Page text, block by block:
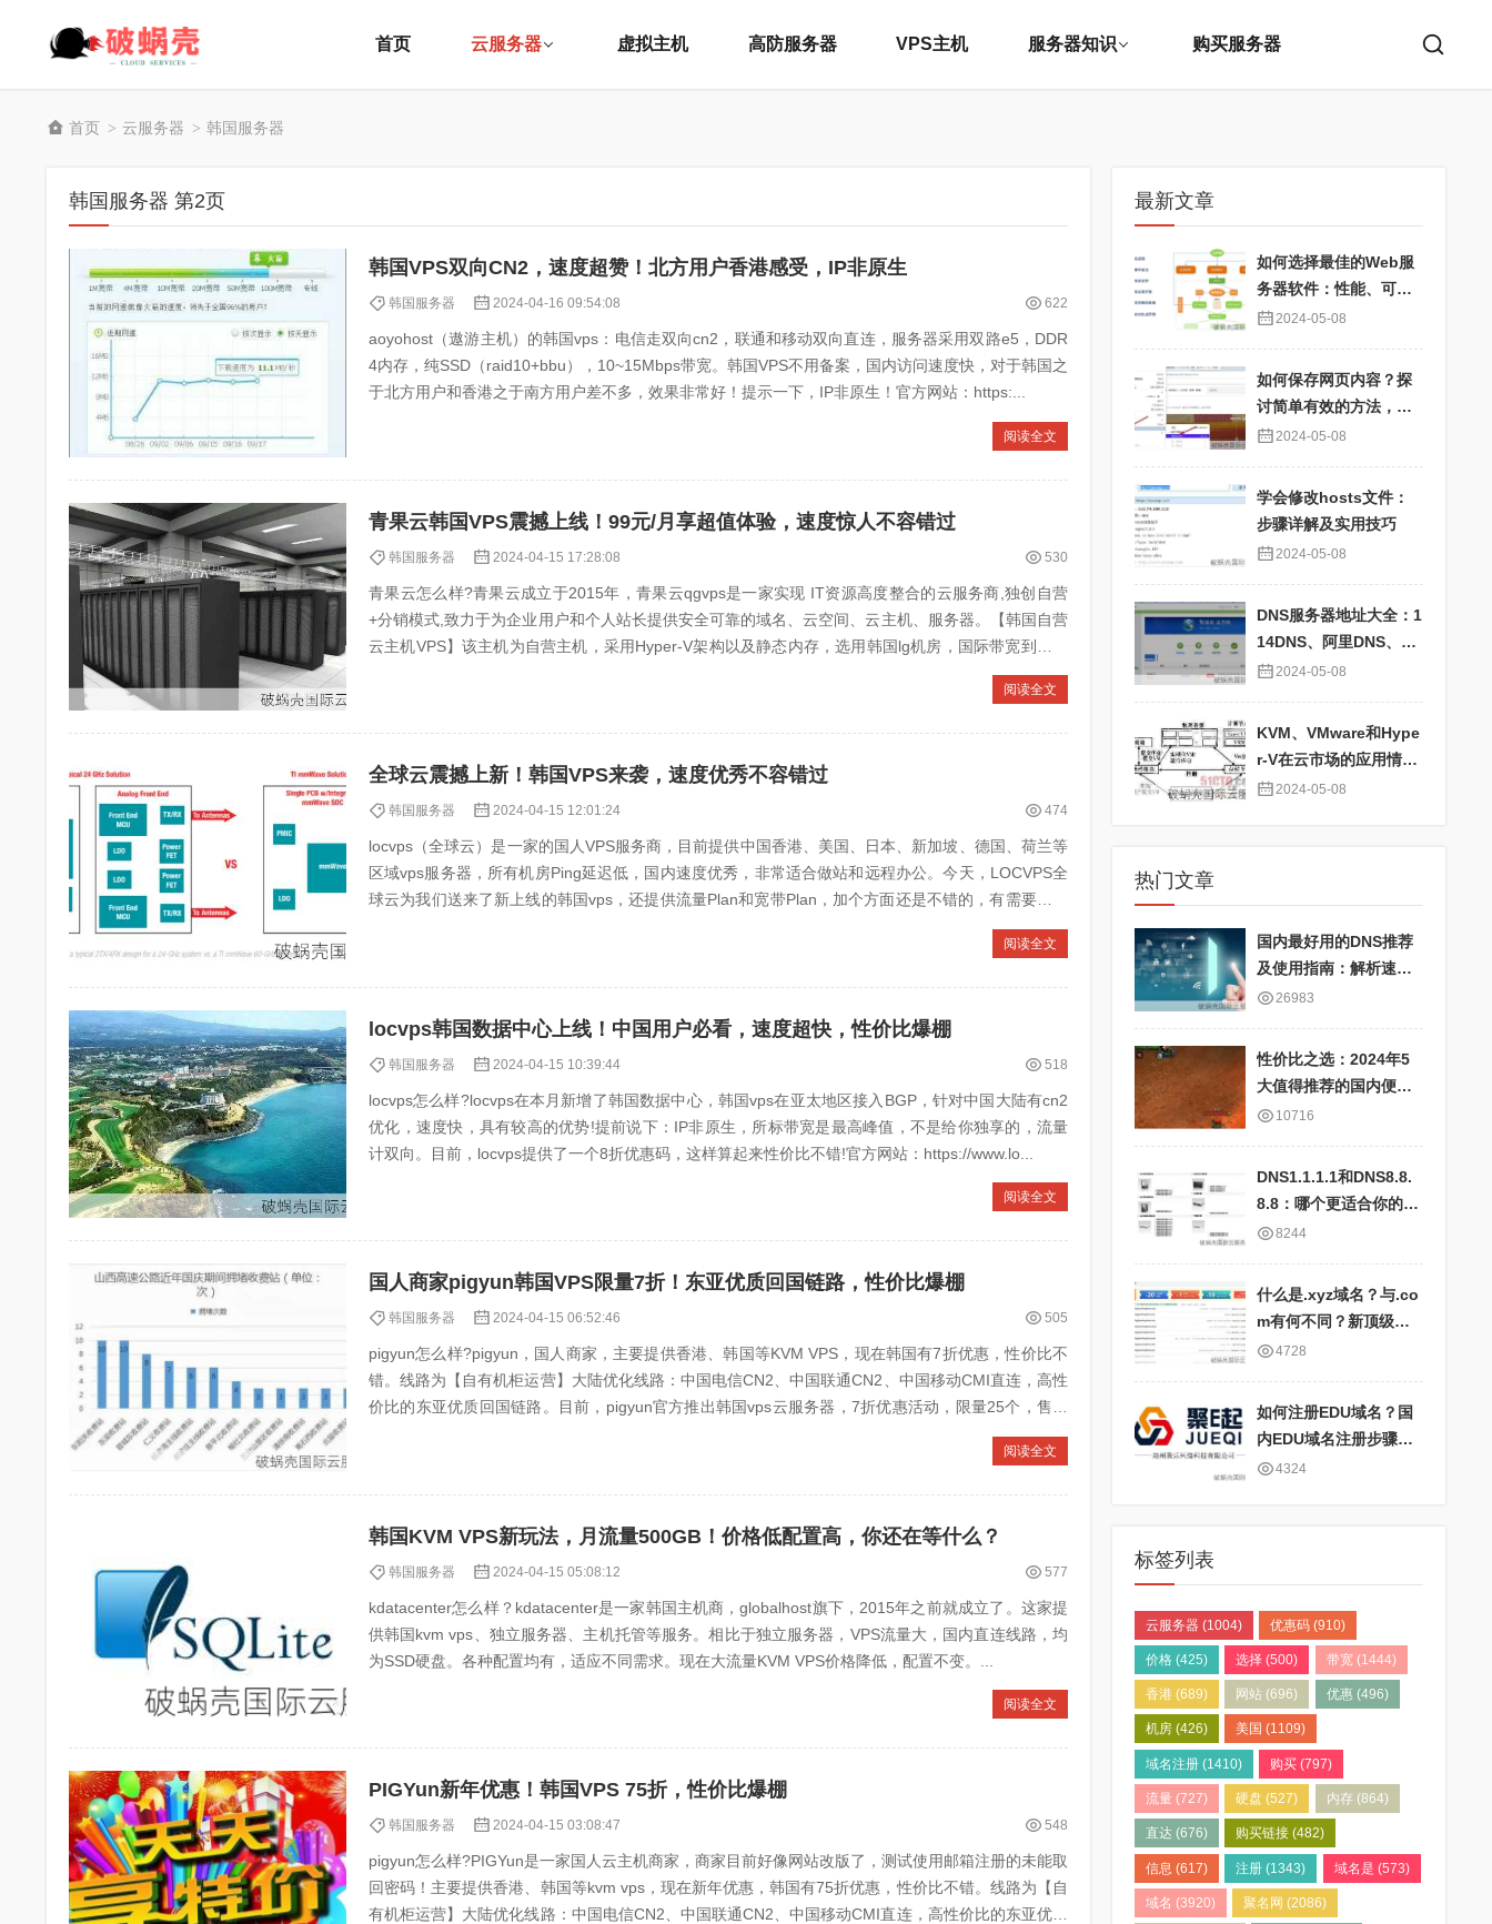
首页 云服务器 虚拟主机 高防服务器 VPS主机 服务器知识 购买服务器
首页 > 云服务器 > 韩国服务器
韩国服务器 第2页
韩国VPS双向CN2，速度超赞！北方用户香港感受，IP非原生
韩国服务器 2024-04-16 09:54:08 622
aoyohost（遨游主机）的韩国vps：电信走双向cn2，联通和移动双向直连，服务器采用双路e5，DDR
4内存，纯SSD（raid10+bbu），10~15Mbps带宽。韩国VPS不用备案，国内访问速度快，对于韩国之
于北方用户和香港之于南方用户差不多，效果非常好！提示一下，IP非原生！官方网站：https:...
阅读全文
青果云韩国VPS震撼上线！99元/月享超值体验，速度惊人不容错过
韩国服务器 2024-04-15 17:28:08 530
青果云怎么样?青果云成立于2015年，青果云qgvps是一家实现 IT资源高度整合的云服务商,独创自营
+分销模式,致力于为企业用户和个人站长提供安全可靠的域名、云空间、云主机、服务器。【韩国自营
云主机VPS】该主机为自营主机，采用Hyper-V架构以及静态内存，选用韩国lg机房，国际带宽到大陆
阅读全文
全球云震撼上新！韩国VPS来袭，速度优秀不容错过
韩国服务器 2024-04-15 12:01:24 474
locvps（全球云）是一家的国人VPS服务商，目前提供中国香港、美国、日本、新加坡、德国、荷兰等
区域vps服务器，所有机房Ping延迟低，国内速度优秀，非常适合做站和远程办公。今天，LOCVPS全
球云为我们送来了新上线的韩国vps，还提供流量Plan和宽带Plan，加个方面还是不错的，有需要的可
阅读全文
locvps韩国数据中心上线！中国用户必看，速度超快，性价比爆棚
韩国服务器 2024-04-15 10:39:44 518
locvps怎么样?locvps在本月新增了韩国数据中心，韩国vps在亚太地区接入BGP，针对中国大陆有cn2
优化，速度快，具有较高的优势!提前说下：IP非原生，所标带宽是最高峰值，不是给你独享的，流量
计双向。目前，locvps提供了一个8折优惠码，这样算起来性价比不错!官方网站：https://www.lo...
阅读全文
国人商家pigyun韩国VPS限量7折！东亚优质回国链路，性价比爆棚
韩国服务器 2024-04-15 06:52:46 505
pigyun怎么样?pigyun，国人商家，主要提供香港、韩国等KVM VPS，现在韩国有7折优惠，性价比不
错。线路为【自有机柜运营】大陆优化线路：中国电信CN2、中国联通CN2、中国移动CMI直连，高性
价比的东亚优质回国链路。目前，pigyun官方推出韩国vps云服务器，7折优惠活动，限量25个，售完
阅读全文
韩国KVM VPS新玩法，月流量500GB！价格低配置高，你还在等什么？
韩国服务器 2024-04-15 05:08:12 577
kdatacenter怎么样？kdatacenter是一家韩国主机商，globalhost旗下，2015年之前就成立了。这家提
供韩国kvm vps、独立服务器、主机托管等服务。相比于独立服务器，VPS流量大，国内直连线路，均
为SSD硬盘。各种配置均有，适应不同需求。现在大流量KVM VPS价格降低，配置不变。...
阅读全文
PIGYun新年优惠！韩国VPS 75折，性价比爆棚
韩国服务器 2024-04-15 03:08:47 548
pigyun怎么样?PIGYun是一家国人云主机商家，商家目前好像网站改版了，测试使用邮箱注册的未能取
回密码！主要提供香港、韩国等kvm vps，现在新年优惠，韩国有75折优惠，性价比不错。线路为【自
有机柜运营】大陆优化线路：中国电信CN2、中国联通CN2、中国移动CMI直连，高性价比的东亚优质
最新文章
如何选择最佳的Web服
务器软件：性能、可靠
性与用户体验优化
2024-05-08
如何保存网页内容？探
讨简单有效的方法，确
保信息永久可用
2024-05-08
学会修改hosts文件：
步骤详解及实用技巧
2024-05-08
DNS服务器地址大全：1
14DNS、阿里DNS、百
度DNS、360DNS、Go
2024-05-08
KVM、VMware和Hype
r-V在云市场的应用情况
对比及性能分析
2024-05-08
热门文章
国内最好用的DNS推荐
及使用指南：解析速度
快、服务器全面、IP地
26983
性价比之选：2024年5
大值得推荐的国内便宜
云服务器商家盘点
10716
DNS1.1.1.1和DNS8.8.
8.8：哪个更适合你的网
络需求？比较国内外公
8244
什么是.xyz域名？与.co
m有何不同？新顶级域
名.xyz的特点及应用场
4728
如何注册EDU域名？国
内EDU域名注册步骤和
要求详解
4324
标签列表
云服务器 (1004) 优惠码 (910)
价格 (425) 选择 (500) 带宽(1444)
香港 (689) 网站 (696) 优惠(496)
机房 (426) 美国 (1109)
域名注册 (1410) 购买 (797)
流量 (727) 硬盘 (527) 内存(864)
直达 (676) 购买链接 (482)
信息 (617) 注册 (1343) 域名是 (573)
域名 (3920) 聚名网 (2086)